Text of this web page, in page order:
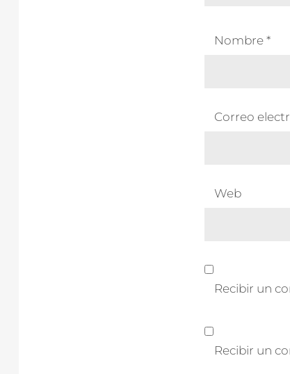
Nombre *
Correo
Web
Recibir un
Recibir un